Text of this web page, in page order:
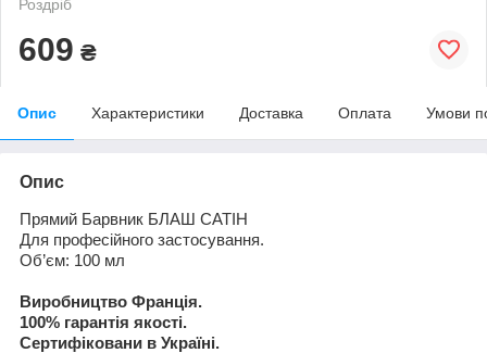
Роздріб
609 ₴
Опис Характеристики Доставка Оплата Умови
Опис
Прямий Барвник БЛАШ САТ Н
Для професійного застосування.
Об’єм: 100 мл
Виробництво Франція.
100% гарантія якості.
Сертифіковани в Україні.